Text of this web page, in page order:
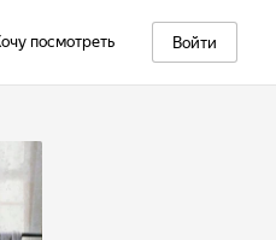
посмотреть Войти